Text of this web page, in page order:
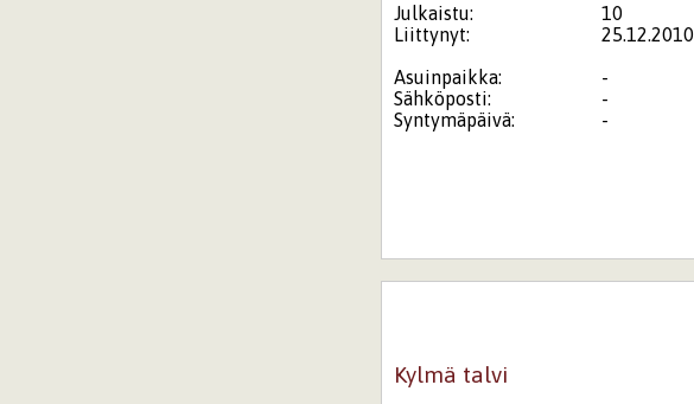
Julkaistu:
10
Liittynyt:
25.12.2010
Asuinpaikka:
-
Sähköposti:
-
Syntymäpäivä:
-
Kylmä talvi